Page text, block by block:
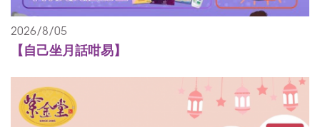
2026/8/05
【自己坐月話咁易】